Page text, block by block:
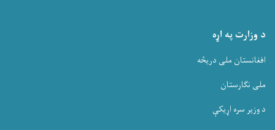
د وزارت په اړه
افغانستان ملی دریڅه
ملی نگارستان
د وزیر سره اړیکې